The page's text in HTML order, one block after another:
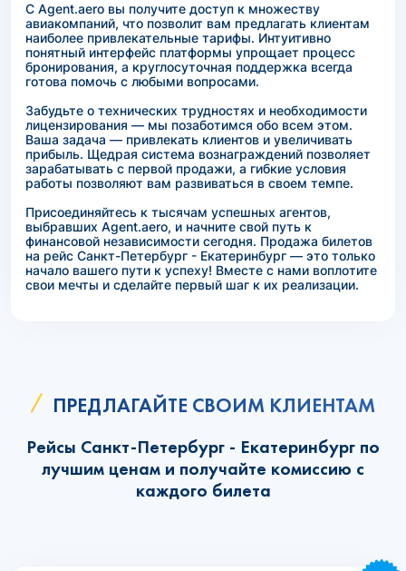
С Agent.aero вы получите доступ к множеству
авиакомпаний, что позволит вам предлагать клиентам
наиболее привлекательные тарифы. Интуитивно
понятный интерфейс платформы упрощает процесс
бронирования, а круглосуточная поддержка всегда
готова помочь с любыми вопросами.
Забудьте о технических трудностях и необходимости
лицензирования — мы позаботимся обо всем этом.
Ваша задача — привлекать клиентов и увеличивать
прибыль. Щедрая система вознаграждений позволяет
зарабатывать с первой продажи, а гибкие условия
работы позволяют вам развиваться в своем темпе.
Присоединяйтесь к тысячам успешных агентов,
выбравших Agent.aero, и начните свой путь к
финансовой независимости сегодня. Продажа билетов
на рейс Санкт-Петербург - Екатеринбург — это только
начало вашего пути к успеху! Вместе с нами воплотите
свои мечты и сделайте первый шаг к их реализации.
ПРЕДЛАГАЙТЕ СВОИМ КЛИЕНТАМ
Рейсы Санкт-Петербург - Екатеринбург по
лучшим ценам и получайте комиссию с
каждого билета